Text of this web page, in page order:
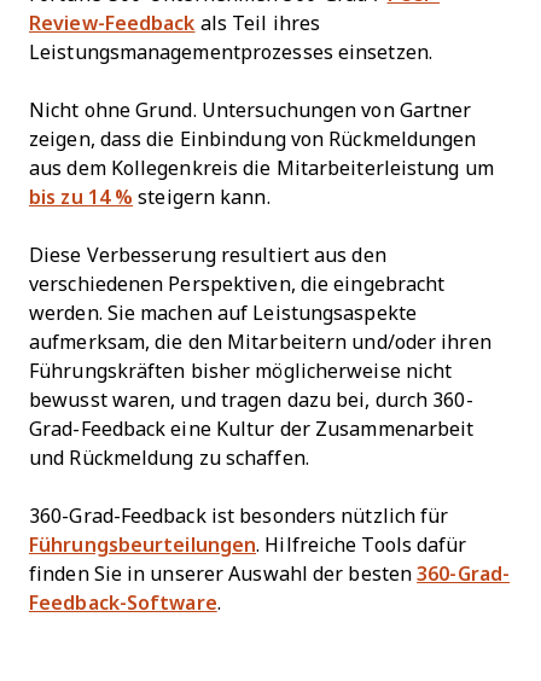
Review-Feedback als Teil ihres
Leistungsmanagementprozesses einsetzen.
Nicht ohne Grund. Untersuchungen von Gartner
zeigen, dass die Einbindung von Rückmeldungen
aus dem Kollegenkreis die Mitarbeiterleistung um
bis zu 14 % steigern kann.
Diese Verbesserung resultiert aus den
verschiedenen Perspektiven, die eingebracht
werden. Sie machen auf Leistungsaspekte
aufmerksam, die den Mitarbeitern und/oder ihren
Führungskräften bisher möglicherweise nicht
bewusst waren, und tragen dazu bei, durch 360-
Grad-Feedback eine Kultur der Zusammenarbeit
und Rückmeldung zu schaffen.
360-Grad-Feedback ist besonders nützlich für
Führungsbeurteilungen. Hilfreiche Tools dafür
finden Sie in unserer Auswahl der besten360-Grad-
Feedback-Software.